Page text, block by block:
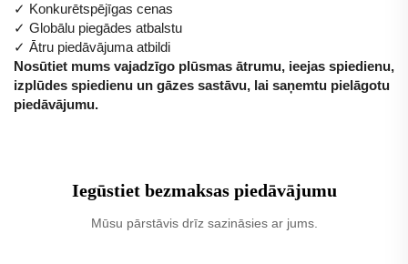
✓ Konkurētspējīgas cenas
✓ Globālu piegādes atbalstu
✓ Ātru piedāvājuma atbildi
Nosūtiet mums vajadzīgo plūsmas ātrumu, ieejas spiedienu,
izplūdes spiedienu un gāzes sastāvu, lai saņemtu pielāgotu
piedāvājumu.
Iegūstiet bezmaksas piedāvājumu
Mūsu pārstāvis drīz sazināsies ar jums.